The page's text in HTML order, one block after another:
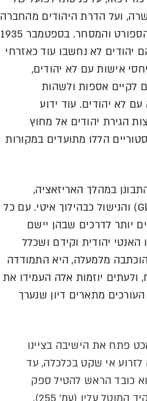
ועל הדרת היהודים מהחברה
הכללית בתחומי התרבות, הספורט והמסחר. בספטמבר 1935
יהודים לא נחשבו עוד כאזרחי
אישות עם לא יהודים,
עליהם לקיים אספות ולשהות
לא יהודים. עוד ידוע
הגירת יהודים אל מחוץ
הללו מתועדים במקורות
במהלך האריזאציה,
ההאחדה (Gleichschaltung) והנישול כבהילוך איטי. עם כל
יותר לדרכים שבהן יישם
יהודית וקידם ושכלל
מלמעלה, היא התמודדה
יוזמות אלה העמידו את
מתארים דיון שנערך
פתח את הישיבה בציינו
אי שקט בכלכלה, עד
כובד הראש להטיל ספק
עליו (עמ' 255).